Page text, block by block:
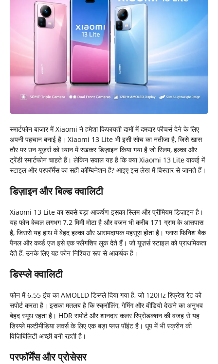
स्मार्टफोन बाजार में Xiaomi ने हमेशा किफायती दामों में दमदार फीचर्स देने के लिए
अपनी पहचान बनाई है। Xiaomi 13 Lite भी इसी सोच का नतीजा है, जिसे खास
तौर पर उन यूज़र्स को ध्यान में रखकर डिज़ाइन किया गया है जो स्लिम, हल्का और
ट्रेंडी स्मार्टफोन चाहते हैं। लेकिन सवाल यह है कि क्या Xiaomi 13 Lite वाकई में
स्टाइल और परफॉर्मेंस का सही कॉम्बिनेशन है? आइए इस लेख में विस्तार से जानते हैं।
डिज़ाइन और बिल्ड क्वालिटी
Xiaomi 13 Lite का सबसे बड़ा आकर्षण इसका स्लिम और प्रीमियम डिज़ाइन है।
यह फोन केवल लगभग 7.2 मिमी मोटा है और वजन भी करीब 171 ग्राम के आसपास
है, जिससे यह हाथ में बेहद हल्का और आरामदायक महसूस होता है। ग्लास फिनिश बैक
पैनल और कर्व्ड एज इसे एक फ्लैगशिप लुक देते हैं। जो यूज़र्स स्टाइल को प्राथमिकता
देते हैं, उनके लिए यह फोन निश्चित रूप से आकर्षक है।
डिस्प्ले क्वालिटी
फोन में 6.55 इंच का AMOLED डिस्प्ले दिया गया है, जो 120Hz रिफ्रेश रेट को
सपोर्ट करता है। इसका मतलब है कि स्क्रॉलिंग, गेमिंग और वीडियो देखने का अनुभव
बेहद स्मूथ रहता है। HDR सपोर्ट और शानदार कलर रिप्रोडक्शन की वजह से यह
डिस्प्ले मल्टीमीडिया लवर्स के लिए एक बड़ा प्लस पॉइंट है। धूप में भी स्क्रीन की
विज़िबिलिटी अच्छी बनी रहती है।
परफॉर्मेंस और प्रोसेसर